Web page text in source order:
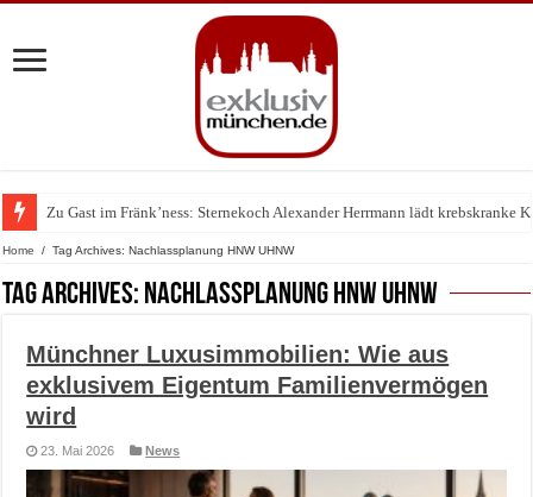
Zu Gast im Fränk’ness: Sternekoch Alexander Herrmann lädt krebskranke
Warum München gerade zum Treffpunkt der Lingerie-Branche wurde
Home / Tag Archives: Nachlassplanung HNW UHNW
Tag Archives: Nachlassplanung HNW UHNW
Münchner Luxusimmobilien: Wie aus
exklusivem Eigentum Familienvermögen
wird
23. Mai 2026 News